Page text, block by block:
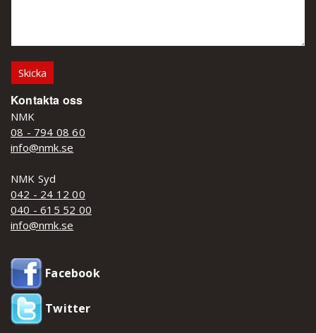
Kontakta oss
NMK
08 - 794 08 60
info@nmk.se
NMK Syd
042 - 24 12 00
040 - 615 52 00
info@nmk.se
Facebook
Twitter